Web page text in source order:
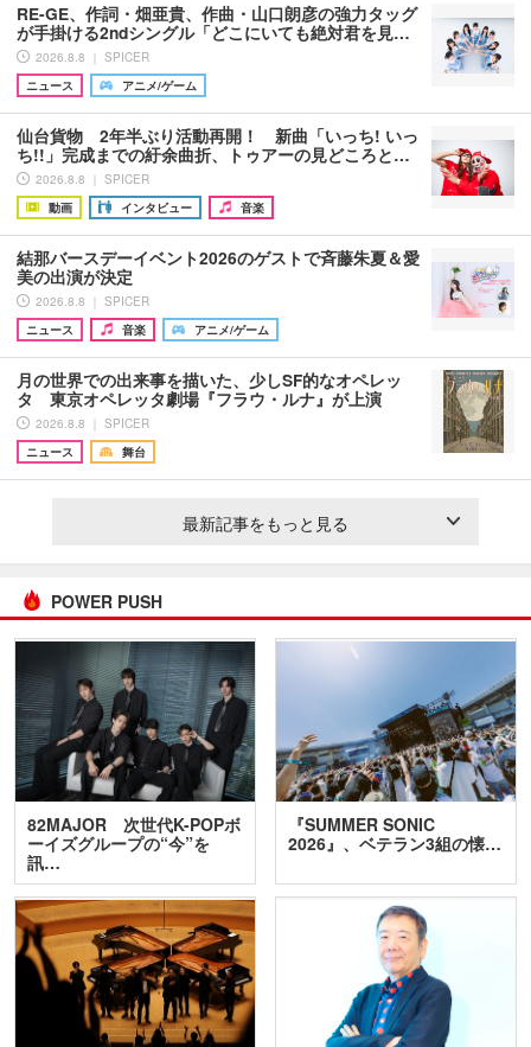
RE-GE、作詞・畑亜貴、作曲・山口朗彦の強力タッグ
が手掛ける2ndシングル「どこにいても絶対君を見…
2026.8.8 ｜ SPICER
ニュース
アニメ/ゲーム
仙台貨物 2年半ぶり活動再開！ 新曲「いっち! いっ
ち!!」完成までの紆余曲折、トゥアーの見どころと…
2026.8.8 ｜ SPICER
動画
インタビュー 音楽
結那バースデーイベント2026のゲストで斉藤朱夏＆愛
美の出演が決定
2026.8.8 ｜ SPICER
ニュース
音楽 アニメ/ゲーム
月の世界での出来事を描いた、少しSF的なオペレッ
タ 東京オペレッタ劇場『フラウ・ルナ』が上演
2026.8.8 ｜ SPICER
ニュース
舞台
最新記事をもっと見る
POWER PUSH
82MAJOR 次世代K-POPボ
ーイズグループの“今”を
訊…
『SUMMER SONIC
2026』、ベテラン3組の懐…